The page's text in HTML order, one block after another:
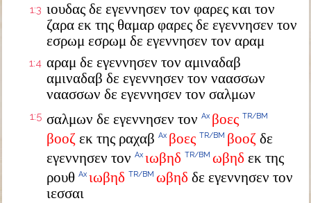
1:3 ιουδας δε εγεννησεν τον φαρες και τον
ζαρα εκ της θαμαρ φαρες δε εγεννησεν τον
εσρωμ εσρωμ δε εγεννησεν τον αραμ
1:4 αραμ δε εγεννησεν τον αμιναδαβ
αμιναδαβ δε εγεννησεν τον ναασσων
ναασσων δε εγεννησεν τον σαλμων
1:5 σαλμων δε εγεννησεν τον Ax βοες TR/BM
βοοζ εκ της ραχαβ Ax βοες TR/BM βοοζ δε
εγεννησεν τον Ax ιωβηδ TR/BM ωβηδ εκ της
ρουθ Ax ιωβηδ TR/BM ωβηδ δε εγεννησεν τον
ιεσσαι